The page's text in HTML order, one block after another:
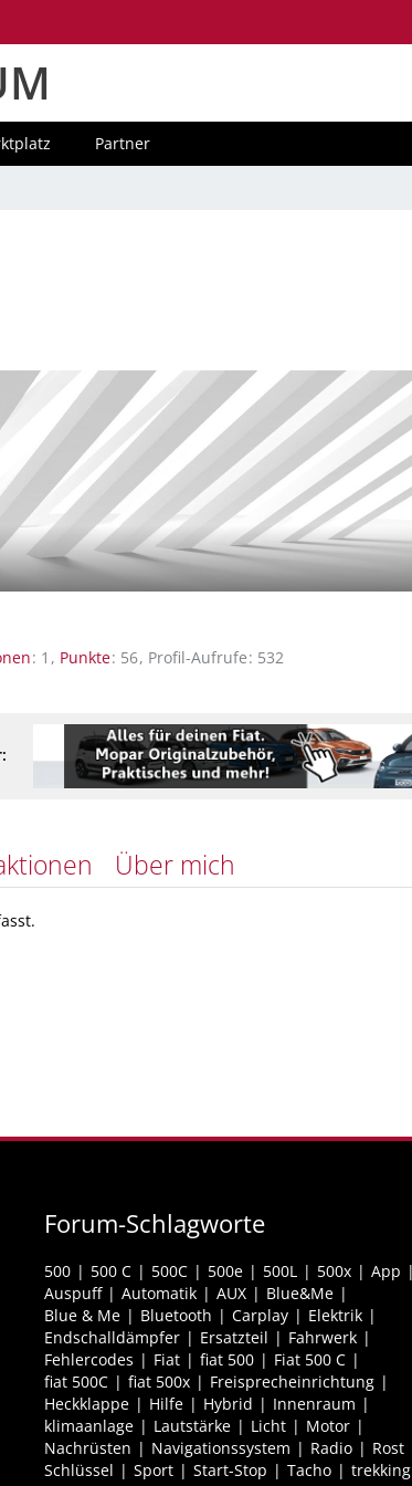
Partner
1 Punkte 56 Profil-Aufrufe 532
Über mich
Forum-Schlagworte
500 500 C 500C 500e 500L 500x
App
Auspuff
Automatik AUX
Blue&Me
Blue & Me
Bluetooth Carplay
Elektrik
Endschalldämpfer
Ersatzteil
Fahrwerk
Fehlercodes
Fiat fiat 500
Fiat 500 C
fiat 500C
fiat 500x
Freisprecheinrichtung
Heckklappe
Hilfe Hybrid
Innenraum
klimaanlage
Lautstärke Licht
Motor
Nachrüsten
Navigationssystem Radio
Rost
Schlüssel
Sport Start-Stop Tacho
trekking